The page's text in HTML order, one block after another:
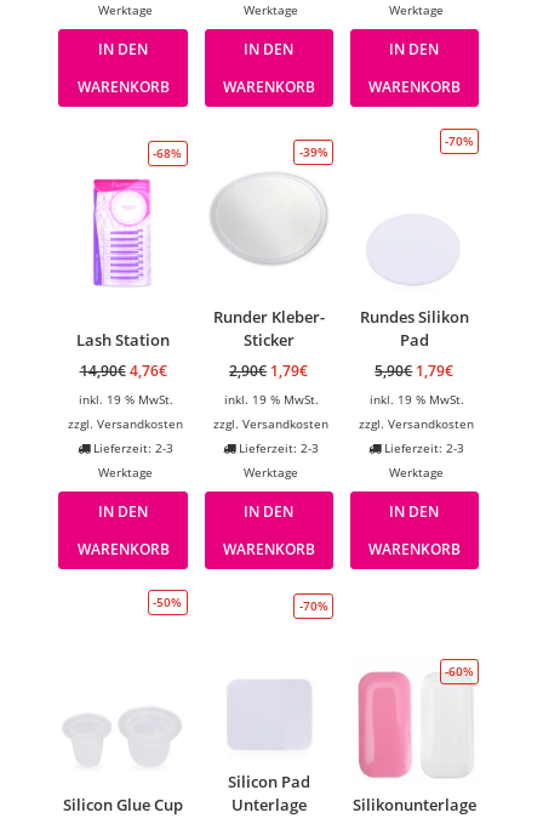
Werktage
IN DEN
WARENKORB
Werktage
IN DEN
WARENKORB
Werktage
IN DEN
WARENKORB
-68%
Lash Station
14,90€ 4,76€
inkl. 19 % MwSt.
zzgl. Versandkosten
Lieferzeit: 2-3
Werktage
IN DEN
WARENKORB
-39%
Runder Kleber-
Sticker
2,90€ 1,79€
inkl. 19 % MwSt.
zzgl.Versandkosten
Lieferzeit: 2-3
Werktage
IN DEN
WARENKORB
-70%
Rundes Silikon
Pad
5,90€ 1,79€
inkl. 19 % MwSt.
zzgl.Versandkosten
Lieferzeit: 2-3
Werktage
IN DEN
WARENKORB
-50%
Silicon Glue Cup
-70%
Silicon Pad
Unterlage
-60%
Silikonunterlage